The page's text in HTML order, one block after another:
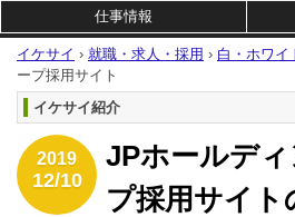
仕事情報
イケサイ › 就職・求人・採用 › 白・ホワイ
ープ採用サイト
イケサイ紹介
2019
12/10
JPホールデ
プ採用サイ